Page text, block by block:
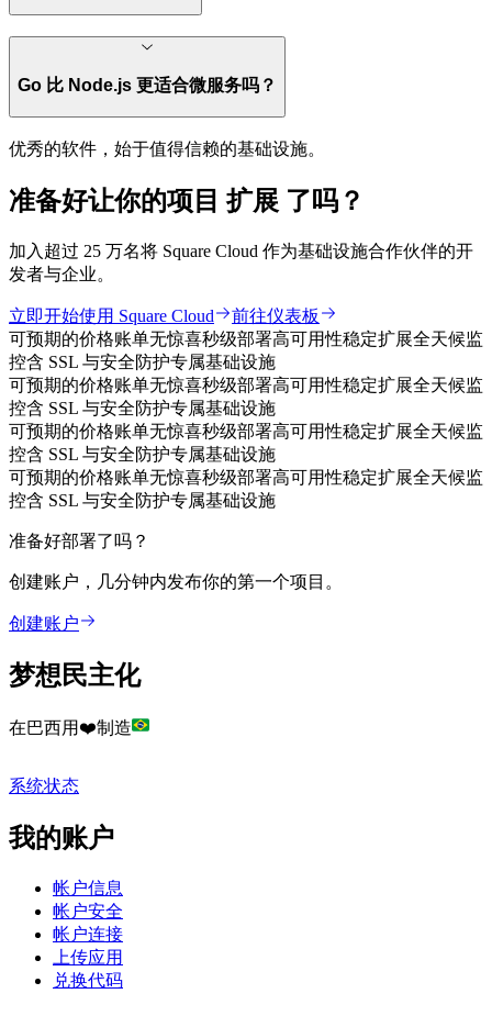
Go 比 Node.js 更适合微服务吗？
优秀的软件，始于值得信赖的基础设施。
准备好让你的项目扩展 了吗？
加入超过 25 万名将 Square Cloud 作为基础设施合作伙伴的开
发者与企业。
立即开始使用 Square Cloud
前往仪表板
可预期的价格账单无惊喜秒级部署高可用性稳定扩展全天候监
控含 SSL 与安全防护专属基础设施
可预期的价格账单无惊喜秒级部署高可用性稳定扩展全天候监
控含 SSL 与安全防护专属基础设施
可预期的价格账单无惊喜秒级部署高可用性稳定扩展全天候监
控含 SSL 与安全防护专属基础设施
可预期的价格账单无惊喜秒级部署高可用性稳定扩展全天候监
控含 SSL 与安全防护专属基础设施
准备好部署了吗？
创建账户，几分钟内发布你的第一个项目。
创建账户
梦想民主化
在巴西用❤️制造
系统状态
我的账户
帐户信息
帐户安全
帐户连接
上传应用
兑换代码